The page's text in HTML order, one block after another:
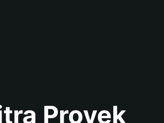
Proyek